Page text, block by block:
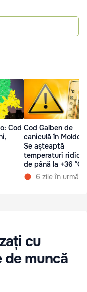
Cod Cod Galben de
caniculă în
Se așteaptă
temperaturi
de până la +36 °C
6 zile în urmă
cu
muncă